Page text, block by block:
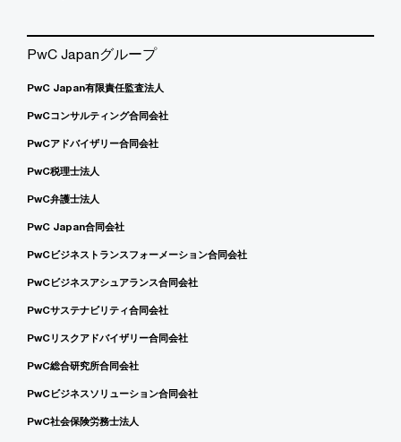
PwC Japanグループ
PwC Japan有限責任監査法人
PwCコンサルティング合同会社
PwCアドバイザリー合同会社
PwC税理士法人
PwC弁護士法人
PwC Japan合同会社
PwCビジネストランスフォーメーション合同会社
PwCビジネスアシュアランス合同会社
PwCサステナビリティ合同会社
PwCリスクアドバイザリー合同会社
PwC総合研究所合同会社
PwCビジネスソリューション合同会社
PwC社会保険労務士法人